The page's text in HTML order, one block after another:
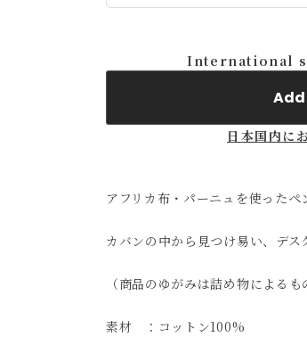
International
日本国内に
アフリカ布・パーニュを使ったペ
カバンの中から見つけ易い、デス
（商品のゆがみは詰め物による
素材 ：コットン100%